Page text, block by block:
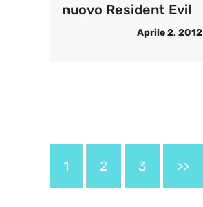
nuovo Resident Evil
Aprile 2, 2012
1 2 3 >>